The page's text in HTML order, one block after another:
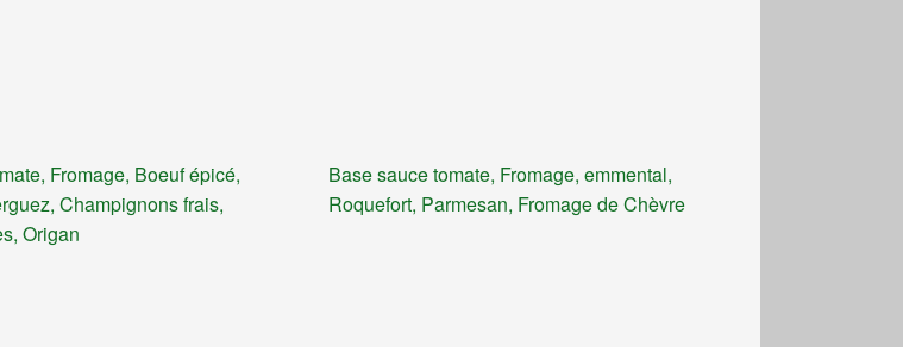
Fromage, Boeuf épicé,
Champignons frais,
Origan
Base sauce tomate, Fromage, emmental,
Roquefort, Parmesan, Fromage de Chèvre